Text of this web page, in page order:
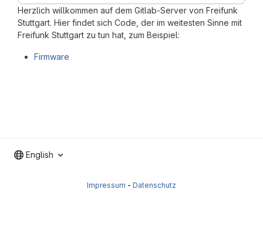
Herzlich willkommen auf dem Gitlab-Server von Freifunk
Stuttgart. Hier findet sich Code, der im weitesten Sinne mit
Freifunk Stuttgart zu tun hat, zum Beispiel:
Firmware
English
Impressum - Datenschutz